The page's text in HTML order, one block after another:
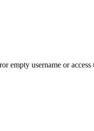
empty username or access